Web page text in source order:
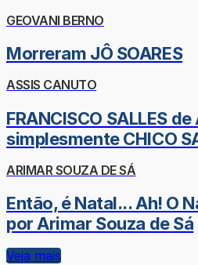
GEOVANI BERNO
Morreram JÔ SOARES
ASSIS CANUTO
FRANCISCO SALLES
simplesmente CHICO
ARIMAR SOUZA DE SÁ
Então, é Natal... Ah! O
por Arimar Souza de Sá
Veja mais